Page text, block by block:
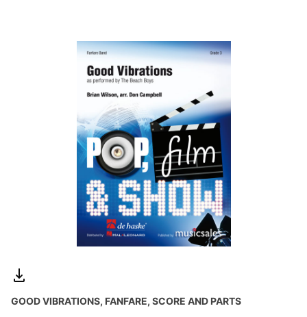
GOOD VIBRATIONS, FANFARE, SCORE AND PARTS